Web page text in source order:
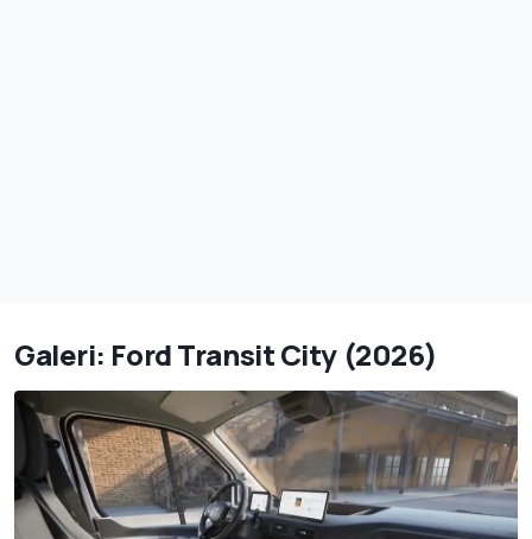
Galeri: Ford Transit City (2026)